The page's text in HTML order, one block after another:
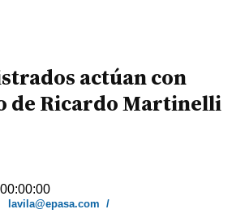
actúan con
de Ricardo Martinelli
lavila@epasa.com /